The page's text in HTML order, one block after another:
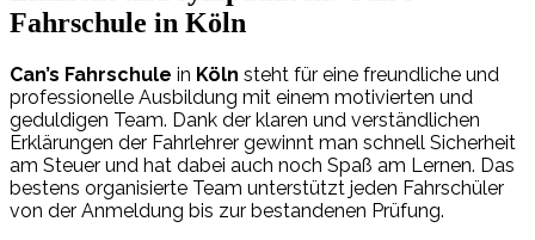
Fahrschule in Köln
Can’s Fahrschule in Köln steht für eine freundliche und
professionelle Ausbildung mit einem motivierten und
geduldigen Team. Dank der klaren und verständlichen
Erklärungen der Fahrlehrer gewinnt man schnell Sicherheit
am Steuer und hat dabei auch noch Spaß am Lernen. Das
bestens organisierte Team unterstützt jeden Fahrschüler
von der Anmeldung bis zur bestandenen Prüfung.